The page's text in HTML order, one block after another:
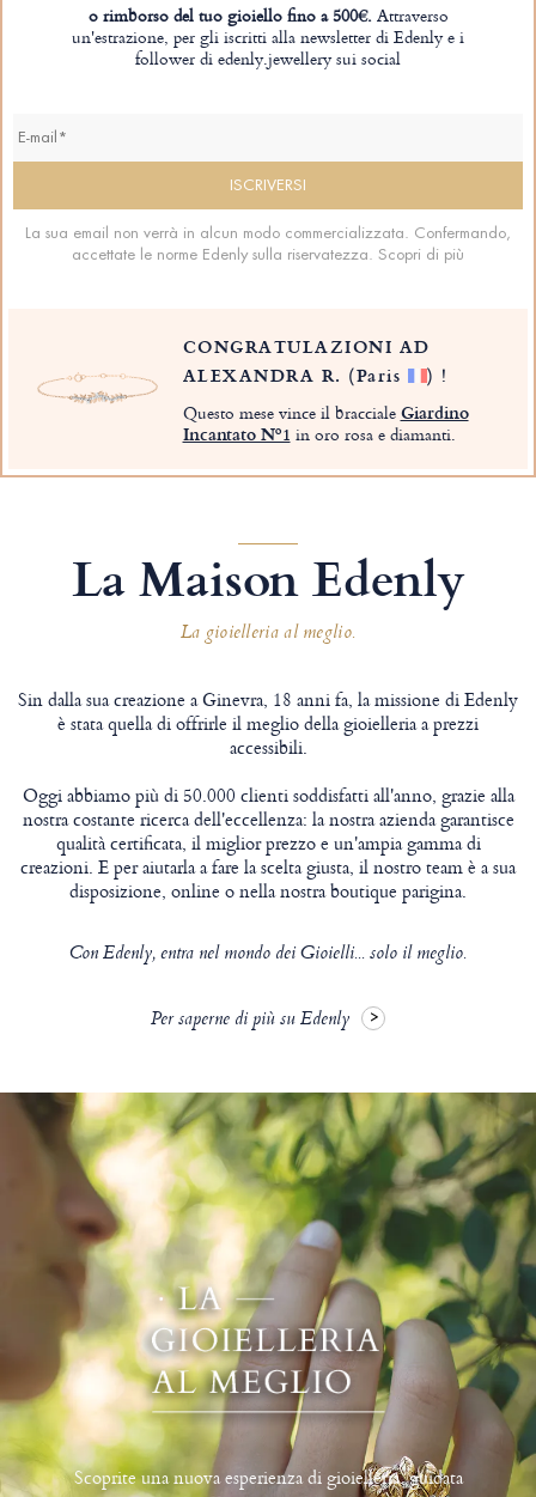
o rimborso del tuo gioiello fino a 500€.Attraverso
un'estrazione, per gli iscritti alla newsletter di Edenly e i
follower di edenly.jewellery sui social
La sua email non verrà in alcun modo commercializzata. Confermando,
accettate le norme Edenly sulla riservatezza. Scopri di più
CONGRATULAZIONI AD
ALEXANDRA R. (Paris ) !
Questo mese vince il braccialeGiardino
Incantato Nº1 in oro rosa e diamanti.
La Maison Edenly
La gioielleria al meglio.
Sin dalla sua creazione a Ginevra, 18 anni fa, la missione di Edenly
è stata quella di offrirle il meglio della gioielleria a prezzi
accessibili.
Oggi abbiamo più di 50.000 clienti soddisfatti all'anno, grazie alla
nostra costante ricerca dell'eccellenza: la nostra azienda garantisce
qualità certificata, il miglior prezzo e un'ampia gamma di
creazioni. E per aiutarla a fare la scelta giusta, il nostro team è a sua
disposizione, online o nella nostra boutique parigina.
Con Edenly, entra nel mondo dei Gioielli... solo il meglio.
Per saperne di più su Edenly
Scoprite una nuova esperienza di gioielleria, guidata